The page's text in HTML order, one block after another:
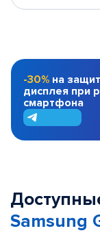
-30% на
дисплея при
смартфона
Samsung